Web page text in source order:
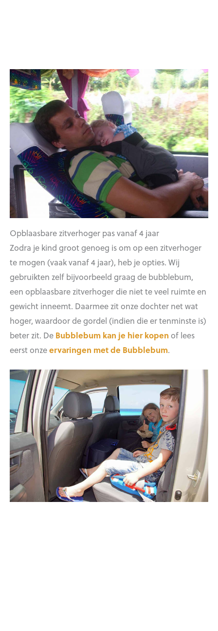
Opblaasbare zitverhoger pas vanaf 4 jaar
Zodra je kind groot genoeg is om op een zitverhoger
te mogen (vaak vanaf 4 jaar), heb je opties. Wij
gebruikten zelf bijvoorbeeld graag de bubblebum,
een opblaasbare zitverhoger die niet te veel ruimte en
gewicht inneemt. Daarmee zit onze dochter net wat
hoger, waardoor de gordel (indien die er tenminste is)
beter zit. De Bubblebum kan je hier kopen of lees
eerst onzeervaringen met de Bubblebum.